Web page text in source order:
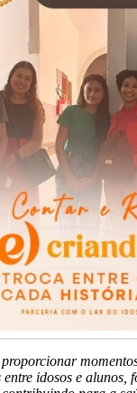
idosos e alunos,